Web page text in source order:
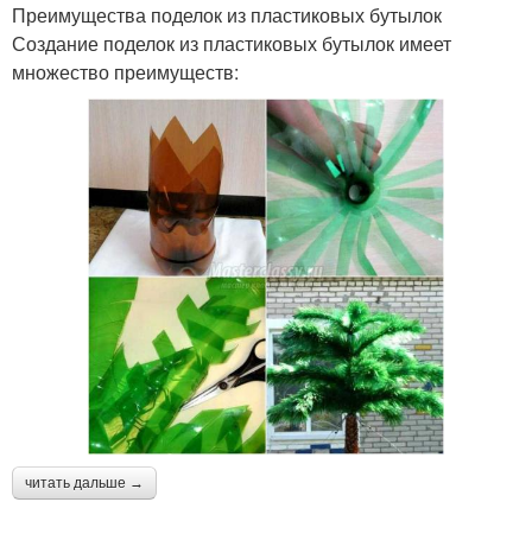
Преимущества поделок из пластиковых бутылок
Создание поделок из пластиковых бутылок имеет
множество преимуществ:
читать дальше →